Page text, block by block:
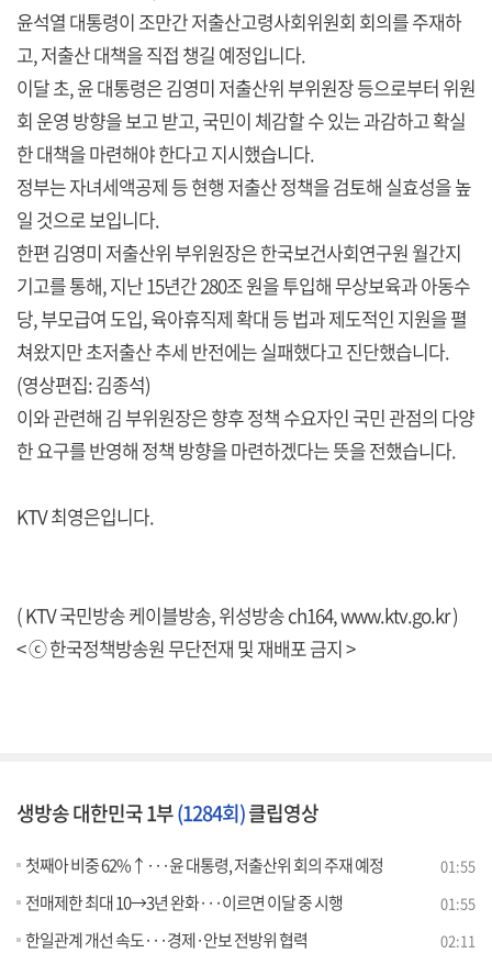
윤석열 대통령이 조만간 저출산고령사회위원회 회의를 주재하
고, 저출산 대책을 직접 챙길 예정입니다.
이달 초, 윤 대통령은 김영미 저출산위 부위원장 등으로부터 위원
회 운영 방향을 보고 받고, 국민이 체감할 수 있는 과감하고 확실
한 대책을 마련해야 한다고 지시했습니다.
정부는 자녀세액공제 등 현행 저출산 정책을 검토해 실효성을 높
일 것으로 보입니다.
한편 김영미 저출산위 부위원장은 한국보건사회연구원 월간지
기고를 통해, 지난 15년간 280조 원을 투입해 무상보육과 아동수
당, 부모급여 도입, 육아휴직제 확대 등 법과 제도적인 지원을 펼
쳐왔지만 초저출산 추세 반전에는 실패했다고 진단했습니다.
(영상편집: 김종석)
이와 관련해 김 부위원장은 향후 정책 수요자인 국민 관점의 다양
한 요구를 반영해 정책 방향을 마련하겠다는 뜻을 전했습니다.
KTV 최영은입니다.
( KTV 국민방송 케이블방송, 위성방송 ch164,www.ktv.go.kr)
< ⓒ 한국정책방송원 무단전재 및 재배포 금지 >
생방송 대한민국 1부(1284회)클립영상
첫째아 비중 62%↑···윤 대통령, 저출산위 회의 주재 예정 01:55
전매제한 최대 10→3년 완화···이르면 이달 중 시행 01:55
한일관계 개선 속도···경제·안보 전방위 협력 02:11